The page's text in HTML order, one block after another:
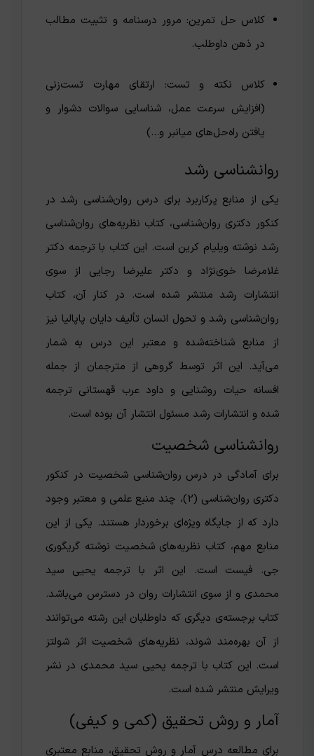
کلاس حل تمرین: مرور درسنامه و تثبیت مطالب
در ذهن داوطلب.
کلاس نکته و تست: ارتقای مهارت تست‌زنی
(افزایش سرعت عمل، شناسایی سوالات دشوار و
یافتن راه‌حل‌های میانبر و…)
روانشناسی رشد
یکی از منابع پرکاربرد برای درس روان‌شناسی رشد در
کنکور دکتری روان‌شناسی، کتاب نظریه‌های روان‌شناسی
رشد نوشته‌ ویلیام کرین است. این کتاب با ترجمه‌ دکتر
غلامرضا خوی‌نژاد و دکتر علیرضا رجایی از سوی
انتشارات رشد منتشر شده است. در کنار آن، کتاب
روان‌شناسی رشد و تحول انسان تألیف دایان پاپالیا نیز
از منابع شناخته‌شده و معتبر این درس به شمار
می‌آید. این اثر توسط گروهی از مترجمان از جمله
افسانه حیات روشنایی و داود عرب قهستانی ترجمه
شده و انتشارات رشد مسئول انتشار آن بوده است.
روانشناسی شخصیت
برای آمادگی در درس روان‌شناسی شخصیت در کنکور
دکتری روان‌شناسی (2)، چند منبع علمی و معتبر وجود
دارد که از جایگاه ویژه‌ای برخوردار هستند. یکی از این
منابع مهم، کتاب نظریه‌های شخصیت نوشته گریگوری
جی. فیست است. این اثر با ترجمه‌ یحیی سید
محمدی و از سوی انتشارات روان در دسترس می‌باشد.
کتاب برجسته‌ی دیگری که داوطلبان این رشته می‌توانند
از آن بهره‌مند شوند، نظریه‌های شخصیت اثر شولتز
است. این کتاب با ترجمه یحیی سید محمدی در نشر
ویرایش منتشر شده است.
آمار و روش تحقیق (کمی و کیفی)
برای مطالعه‌ درس آمار و روش تحقیق، منابع معتبری